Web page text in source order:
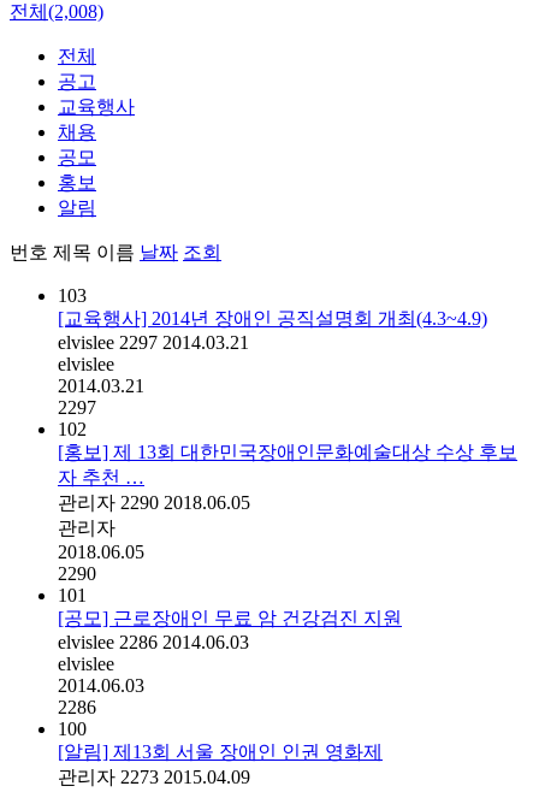
전체(2,008)
전체
공고
교육행사
채용
공모
홍보
알림
번호 제목 이름 날짜 조회
103
[교육행사] 2014년 장애인 공직설명회 개최(4.3~4.9)
elvislee 2297 2014.03.21
elvislee
2014.03.21
2297
102
[홍보] 제 13회 대한민국장애인문화예술대상 수상 후보
자 추천 …
관리자 2290 2018.06.05
관리자
2018.06.05
2290
101
[공모] 근로장애인 무료 암 건강검진 지원
elvislee 2286 2014.06.03
elvislee
2014.06.03
2286
100
[알림] 제13회 서울 장애인 인권 영화제
관리자 2273 2015.04.09